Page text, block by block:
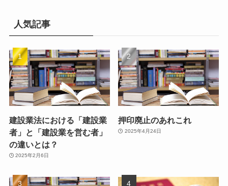
人気記事
建設業法における「建設業
者」と「建設業を営む者」
の違いとは？
2025年2月6日
押印廃止のあれこれ
2025年4月24日